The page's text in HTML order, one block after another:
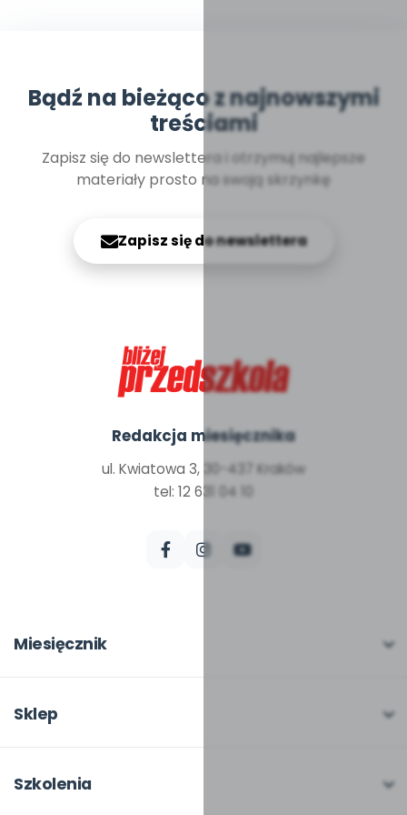
Bądź na bieżąco z najnowszymi
treściami
Zapisz się do newslettera i otrzymuj najlepsze
materiały prosto na swoją skrzynkę
Zapisz się do newslettera
Redakcja miesięcznika
ul. Kwiatowa 3, 30-437 Kraków
tel: 12 631 04 10
Miesięcznik
W numerze
Pomoce dydaktyczne
Sklep
Moje zakupy
Szkolenia